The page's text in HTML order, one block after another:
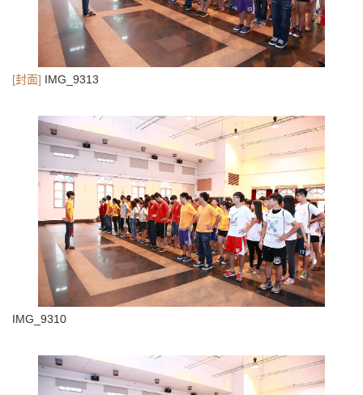
[封面] IMG_9313
IMG_9310